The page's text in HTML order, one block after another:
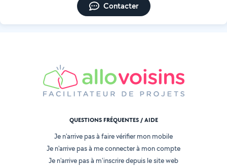
Contacter
QUESTIONS FRÉQUENTES / AIDE
Je n'arrive pas à faire vérifier mon mobile
Je n'arrive pas à me connecter à mon compte
Je n'arrive pas à m'inscrire depuis le site web